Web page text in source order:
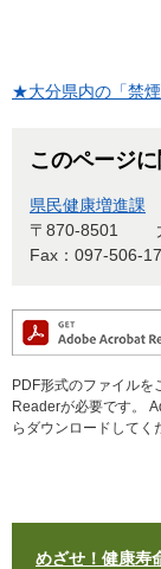
★大分県内の「禁
このページ
県民健康増進課
〒870-8501
Fax：097-506-
PDF形式のファイル
Readerが必要です。
らダウンロードしてく
めざせ！健康寿